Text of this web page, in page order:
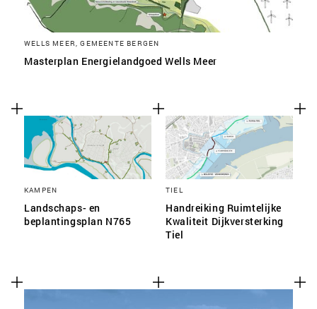
WELLS MEER, GEMEENTE BERGEN
Masterplan Energielandgoed Wells Meer
KAMPEN
Landschaps- en
beplantingsplan N765
TIEL
Handreiking Ruimtelijke
Kwaliteit Dijkversterking
Tiel